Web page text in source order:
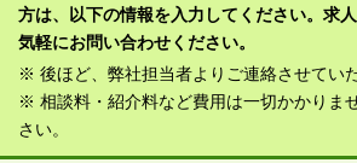
方は、以下の情報を入力してください。求
気軽にお問い合わせください。
※ 後ほど、弊社担当者よりご連絡させてい
※ 相談料・紹介料など費用は一切かかりま
さい。